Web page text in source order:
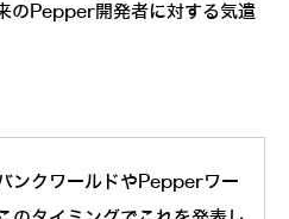
のPepper開発者に対する気遣
ンクワールドやPepperワー